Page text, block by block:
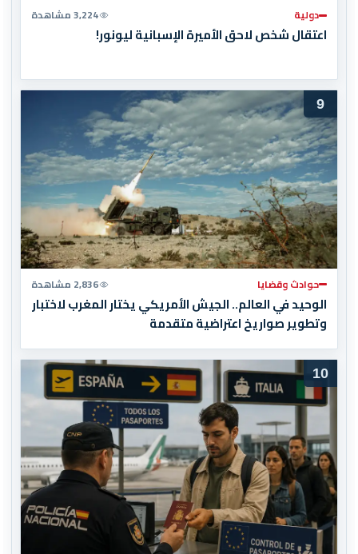
دولية 3,224 مشاهدة
اعتقال شخص لاحق الأميرة الإسبانية ليونور!
9
حوادث وقضايا 2,836 مشاهدة
الوحيد في العالم.. الجيش الأمريكي يختار المغرب لاختبار
وتطوير صواريخ اعتراضية متقدمة
10